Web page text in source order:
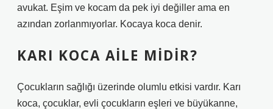
avukat. Eşim ve kocam da pek iyi değiller ama en
azından zorlanmıyorlar. Kocaya koca denir.
KARI KOCA AILE MIDIR?
Çocukların sağlığı üzerinde olumlu etkisi vardır. Karı
koca, çocuklar, evli çocukların eşleri ve büyükanne,